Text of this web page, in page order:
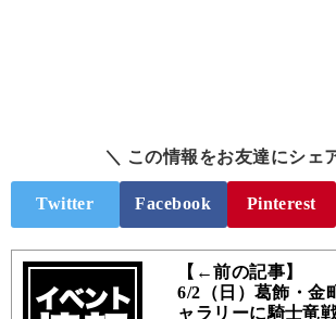
＼ この情報をお友達にシェ
Twitter Facebook Pinterest
【←前の記事】
6/2（日）葛飾・金
ャラリーに騎士竜